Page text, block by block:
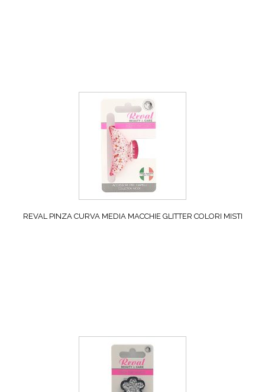
REVAL PINZA CURVA MEDIA MACCHIE GLITTER COLORI MISTI